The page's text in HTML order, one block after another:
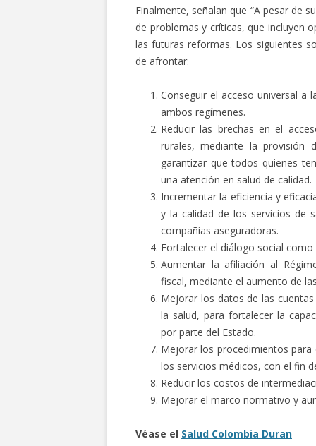
Finalmente, señalan que “A pesar de
de problemas y críticas, que incluyen
las futuras reformas. Los siguientes
de afrontar:
Conseguir el acceso universal a
ambos regímenes.
Reducir las brechas en el
rurales, mediante la provisión
garantizar que todos quienes
una atención en salud de calidad.
Incrementar la eficiencia y
y la calidad de los servicios de
compañías aseguradoras.
Fortalecer el diálogo social
Aumentar la afiliación al
fiscal, mediante el aumento de
Mejorar los datos de las
la salud, para fortalecer la
por parte del Estado.
Mejorar los procedimientos para
los servicios médicos, con el fin
Reducir los costos de
Mejorar el marco normativo y
Véase el Salud Colombia Duran